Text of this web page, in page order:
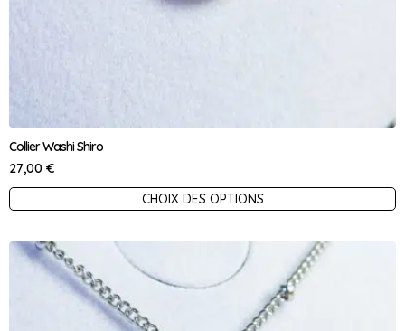
Collier Washi Shiro
27,00 €
CHOIX DES OPTIONS
Ce
a
plusieurs
variations.